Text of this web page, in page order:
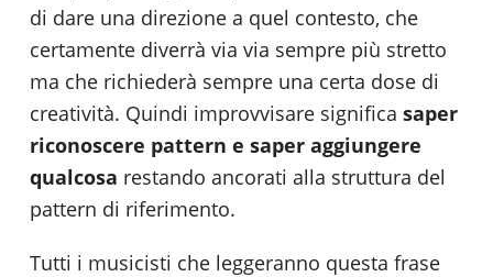
di dare una direzione a quel contesto, che
certamente diverrà via via sempre più stretto
ma che richiederà sempre una certa dose di
creatività. Quindi improvvisare significa saper
riconoscere pattern e saper aggiungere
qualcosa restando ancorati alla struttura del
pattern di riferimento.
Tutti i musicisti che leggeranno questa frase